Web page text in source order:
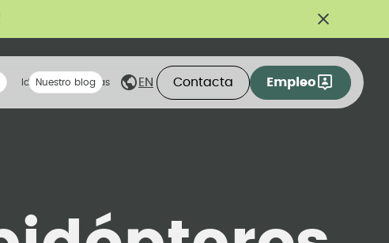
Ideas compartidas
Nuestro blog EN Contacta Empleo